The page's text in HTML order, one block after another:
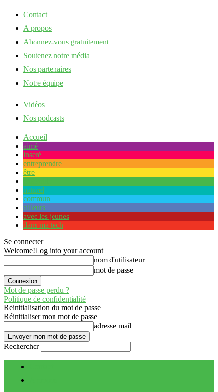
Contact
A propos
Abonnez-vous gratuitement
Soutenez notre média
Nos partenaires
Notre équipe
Vidéos
Nos podcasts
Accueil
aimé
inséré
entreprendre
être
naturel
commun
ailleurs
avec les jeunes
dans ma tech
Se connecter
Welcome!Log into your account
nom d'utilisateur
mot de passe
Mot de passe perdu ?
Politique de confidentialité
Réinitialisation du mot de passe
Réinitialiser mon mot de passe
adresse mail
Rechercher